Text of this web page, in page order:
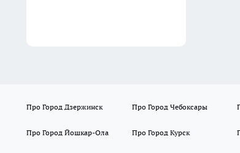
Про Город Дзержинск Про Город Чебоксары
Про Город Йошкар-Ола Про Город Курск